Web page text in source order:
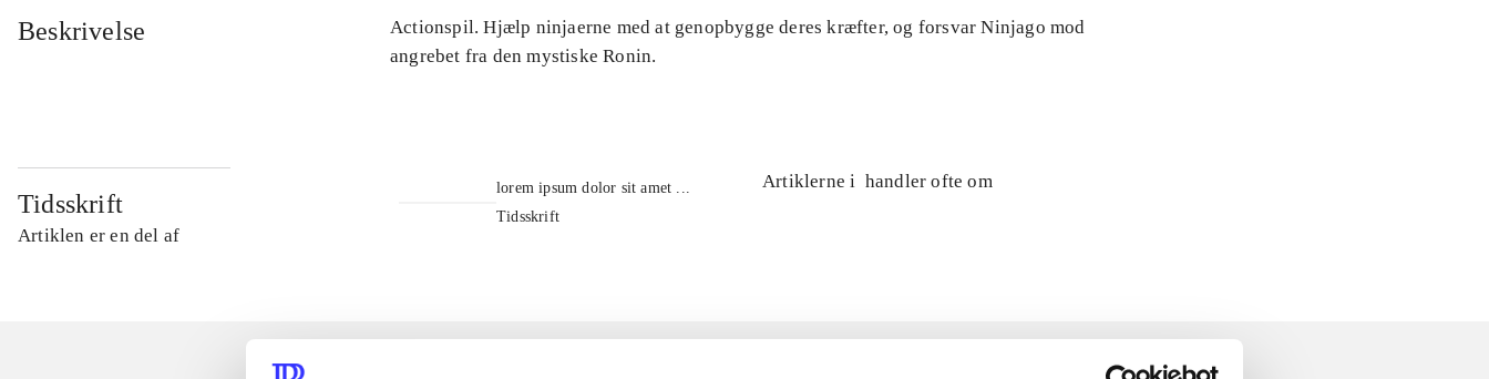
Beskrivelse
Actionspil. Hjælp ninjaerne med at genopbygge deres kræfter, og forsvar Ninjago mod
angrebet fra den mystiske Ronin.
Tidsskrift
Artiklen er en del af
lorem ipsum dolor sit amet ...
Tidsskrift
Artiklerne i handler ofte om